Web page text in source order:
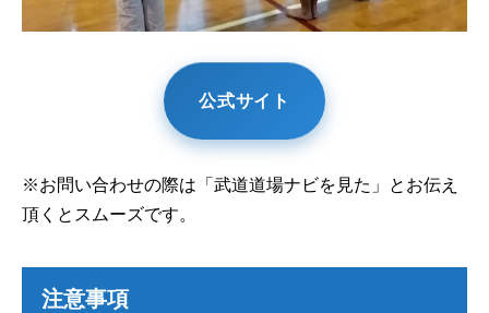
公式サイト
※お問い合わせの際は「武道道場ナビを見た」とお伝え
頂くとスムーズです。
注意事項